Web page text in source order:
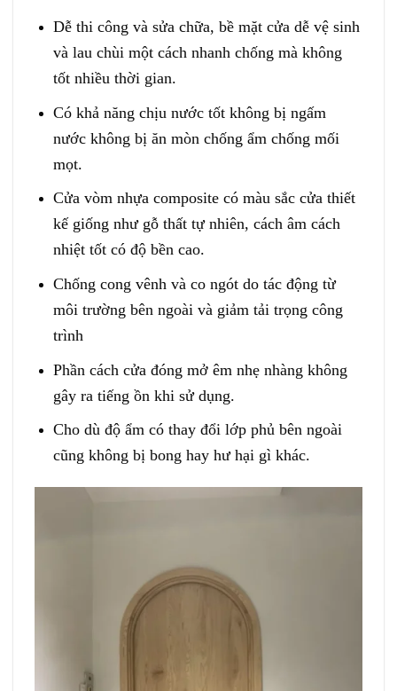
Dễ thi công và sửa chữa, bề mặt cửa dễ vệ sinh
và lau chùi một cách nhanh chống mà không
tốt nhiều thời gian.
Có khả năng chịu nước tốt không bị ngấm
nước không bị ăn mòn chống ẩm chống mối
mọt.
Cửa vòm nhựa composite có màu sắc cửa thiết
kế giống như gỗ thất tự nhiên, cách âm cách
nhiệt tốt có độ bền cao.
Chống cong vênh và co ngót do tác động từ
môi trường bên ngoài và giảm tải trọng công
trình
Phần cách cửa đóng mở êm nhẹ nhàng không
gây ra tiếng ồn khi sử dụng.
Cho dù độ ẩm có thay đổi lớp phủ bên ngoài
cũng không bị bong hay hư hại gì khác.